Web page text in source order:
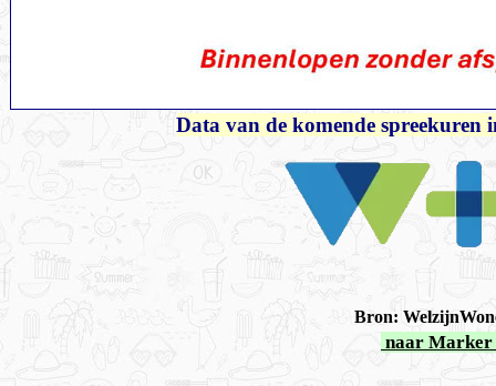
Data van de komende
Bron:
naar Marker